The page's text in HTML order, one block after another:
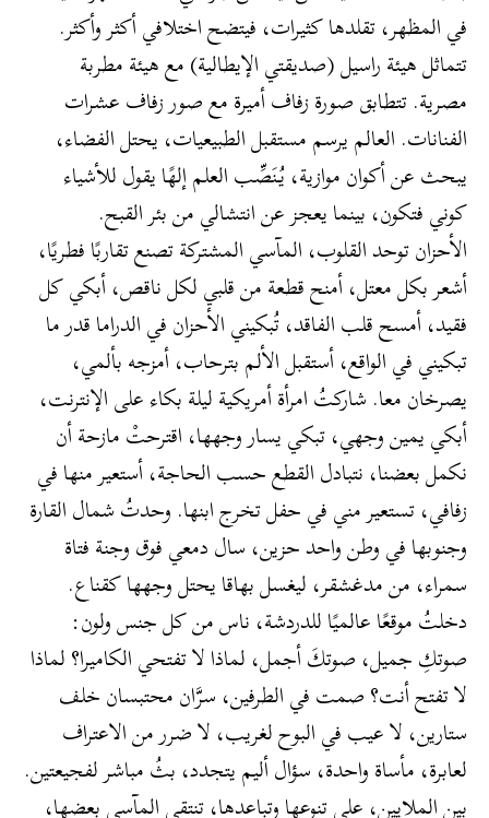
في المظهر، تقلدها كثيرات، فيتضح اختلافي أكثر وأكثر.
تتماثل هيئة راسيل (صديقتي الإيطالية) مع هيئة مطربة
مصرية. تتطابق صورة زفاف أميرة مع صور زفاف عشرات
الفنانات. العالم يرسم مستقبل الطبيعيات، يحتل الفضاء،
يبحث عن أكوان موازية، يُنَصِّب العلم إلهًا يقول للأشياء
كوني فتكون، بينما يعجز عن انتشالي من بئر القبح.
الأحزان توحد القلوب، المآسي المشتركة تصنع تقاربًا فطريًا،
أشعر بكل معتل، أمنح قطعة من قلبي لكل ناقص، أبكي كل
فقيد، أمسح قلب الفاقد، تُبكيني الأحزان في الدراما قدر ما
تبكيني في الواقع، أستقبل الألم بترحاب، أمزجه بألمي،
يصرخان معا. شاركتُ امرأة أمريكية ليلة بكاء على الإنترنت،
أبكي يمين وجهي، تبكي يسار وجهها، اقترحتْ مازحة أن
نكمل بعضنا، نتبادل القطع حسب الحاجة، أستعير منها في
زفافي، تستعير مني في حفل تخرج ابنها. وحدتُ شمال القارة
وجنوبها في وطن واحد حزين، سال دمعي فوق وجنة فتاة
سمراء، من مدغشقر، ليغسل بهاقا يحتل وجهها كقناع.
دخلتُ موقعًا عالميًا للدردشة، ناس من كل جنس ولون:
صوتكِ جميل، صوتكَ أجمل، لماذا لا تفتحي الكاميرا؟ لماذا
لا تفتح أنت؟ صمت في الطرفين، سرَّان محتبسان خلف
ستارين، لا عيب في البوح لغريب، لا ضرر من الاعتراف
لعابرة، مأساة واحدة، سؤال أليم يتجدد، بثُ مباشر لفجيعتين.
بين الملايين، على تنوعها وتباعدها، تنتقي المآسي بعضها،